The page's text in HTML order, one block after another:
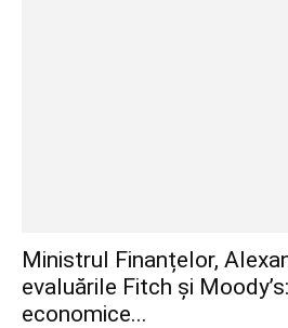
Ministrul Finanțelor,
evaluările Fitch și
economice...